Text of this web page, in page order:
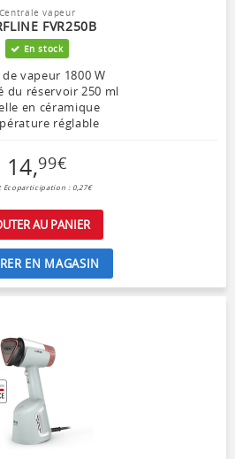
Centrale vapeur
FVR250B
En stock
vapeur 1800 W
du réservoir 250 ml
en céramique
réglable
14,99€
Ecoparticipation : 0,27€
AU PANIER
EN MAGASIN